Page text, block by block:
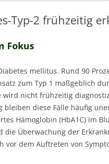
Typ-2 frühzeitig
Fokus
mellitus. Rund 90
zum Typ 1 maßgeblich
wird nicht frühzeitig
diese Fälle häufig
Hämoglobin (HbA1C) im
die Überwachung der
vor dem Auftreten von